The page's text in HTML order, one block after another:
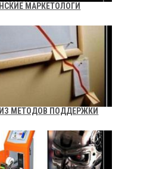
МАРКЕТОЛОГИ
МЕТОДОВ ПОДДЕРЖКИ